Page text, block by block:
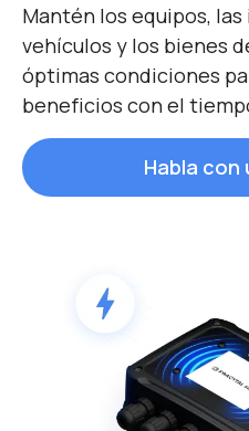
Mantén los equipos,
vehículos y los bienes
óptimas condiciones
beneficios con el
Habla